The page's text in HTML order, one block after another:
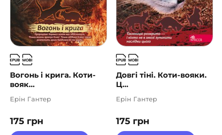
Вогонь і крига. Коти-
вояк...
175 грн
Ерін Гантер
Довгі тіні. Коти-вояки.
Ц...
175 грн
Ерін Гантер